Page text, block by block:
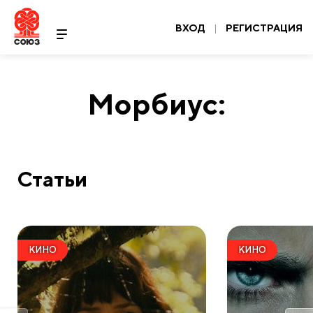
ВХОД | РЕГИСТРАЦИЯ
Морбиус:
Статьи
КИНО КИНО